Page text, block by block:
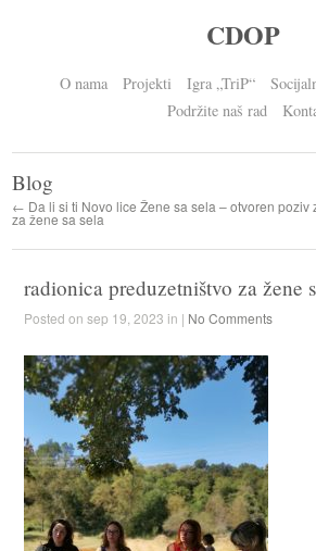
CDOP
O nama Projekti Igra „TriP“
Podržite naš rad
Blog
← Da li si ti Novo lice Žene sa sela – otvoren poziv
za žene sa sela
radionica preduzetništvo za žene
Posted on sep 19, 2023 in | No Comments